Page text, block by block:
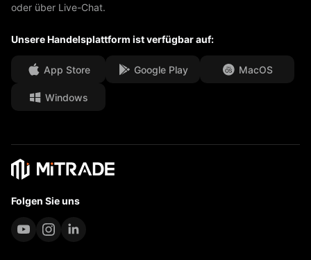
Unsere Auszeichnungen
Medienzentrum
Karrierechancen
Rechtsdokumente
Hilfe-Center
Häufig gestellte Fragen
oder über Live-Chat.
Unsere Handelsplattform ist verfügbar auf:
App Store Google Play MacOS
Windows
Folgen Sie uns